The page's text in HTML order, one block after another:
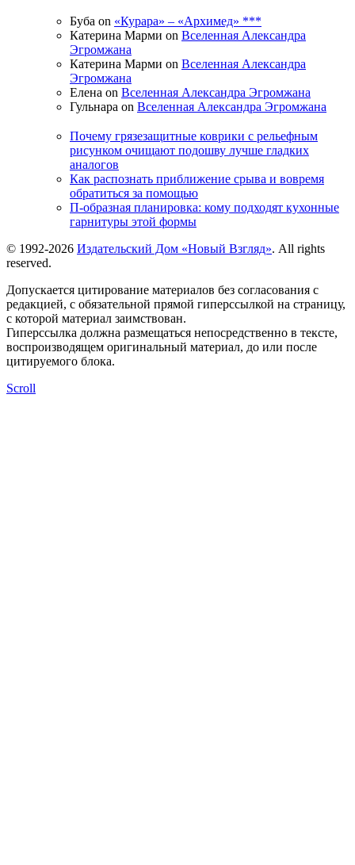
Буба on «Курара» – «Архимед» ***
Катерина Марми on Вселенная Александра
Эгромжана
Катерина Марми on Вселенная Александра
Эгромжана
Елена on Вселенная Александра Эгромжана
Гульнара on Вселенная Александра Эгромжана
Почему грязезащитные коврики с рельефным
рисунком очищают подошву лучше гладких
аналогов
Как распознать приближение срыва и вовремя
обратиться за помощью
П-образная планировка: кому подходят кухонные
гарнитуры этой формы
© 1992-2026 Издательский Дом «Новый Взгляд». All rights
reserved.
Допускается цитирование материалов без согласования с
редакцией, с обязательной прямой гиперссылкой на страницу,
с которой материал заимствован.
Гиперссылка должна размещаться непосредственно в тексте,
воспроизводящем оригинальный материал, до или после
цитируемого блока.
Scroll